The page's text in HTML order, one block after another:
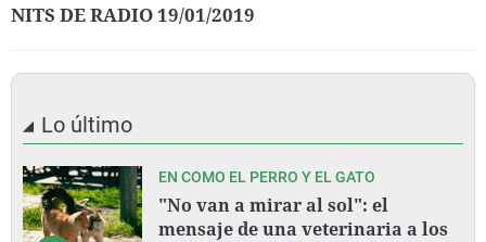
NITS DE RADIO 19/01/2019
Lo último
EN COMO EL PERRO Y EL GATO
"No van a mirar al sol": el
mensaje de una veterinaria a los